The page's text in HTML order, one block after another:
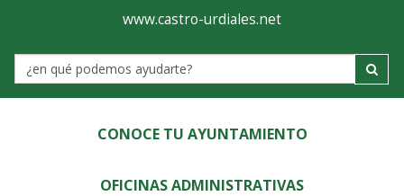
Ayuntamiento
de
Castro-
Urdiales
www.castro-urdiales.net
Label
CONOCE TU AYUNTAMIENTO
OFICINAS ADMINISTRATIVAS